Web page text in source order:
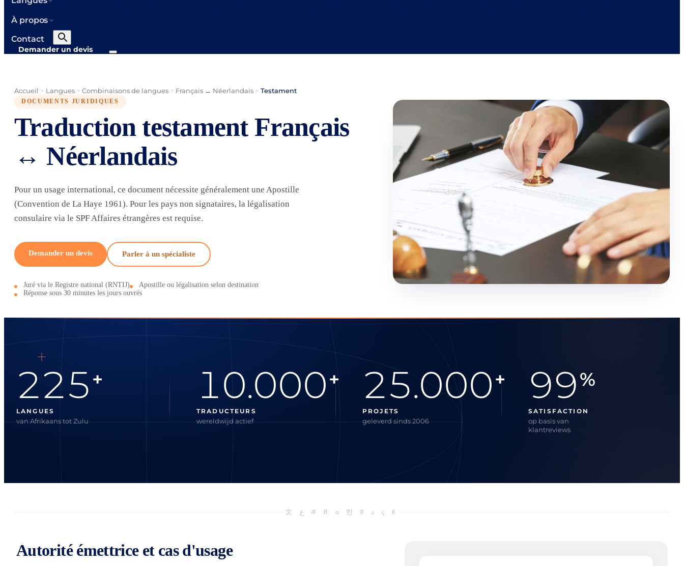
À propos
Contact
Demander un devis
Accueil > Langues > Combinaisons de langues > Français ↔ Néerlandais > Testament
DOCUMENTS JURIDIQUES
Traduction testament Français
↔ Néerlandais
Pour un usage international, ce document nécessite généralement une Apostille
(Convention de La Haye 1961). Pour les pays non signataires, la légalisation
consulaire via le SPF Affaires étrangères est requise.
Demander un devis Parler à un spécialiste
Juré via le Registre national (RNTIJ)
Apostille ou légalisation selon destination
Réponse sous 30 minutes les jours ouvrés
225 +
LANGUES
van Afrikaans tot Zulu
10.000+
TRADUCTEURS
wereldwijd actief
25.000+
PROJETS
geleverd sinds 2006
99%
SATISFACTION
op basis van
klantreviews
文 ع अ Я α 한 ह د ç ß
Autorité émettrice et cas d'usage